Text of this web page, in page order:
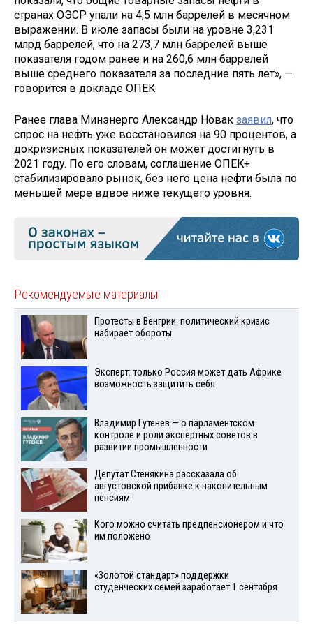
странах ОЭСР упали на 4,5 млн баррелей в месячном
выражении. В июле запасы были на уровне 3,231
млрд баррелей, что на 273,7 млн баррелей выше
показателя годом ранее и на 260,6 млн баррелей
выше среднего показателя за последние пять лет», —
говорится в докладе ОПЕК
Ранее глава Минэнерго Александр Новак заявил, что
спрос на нефть уже восстановился на 90 процентов, а
докризисных показателей он может достигнуть в
2021 году. По его словам, соглашение ОПЕК+
стабилизировало рынок, без него цена нефти была по
меньшей мере вдвое ниже текущего уровня.
Рекомендуемые материалы
Протесты в Венгрии: политический кризис
набирает обороты
Эксперт: только Россия может дать Африке
возможность защитить себя
Владимир Гутенев — о парламентском
контроле и роли экспертных советов в
развитии промышленности
Депутат Стенякина рассказала об
августовской прибавке к накопительным
пенсиям
Кого можно считать предпенсионером и что
им положено
«Золотой стандарт» поддержки
студенческих семей заработает 1 сентября